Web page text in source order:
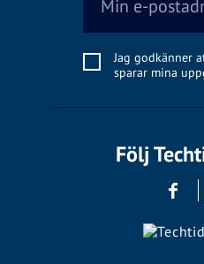
Jag godkänner
sparar mina
Följ